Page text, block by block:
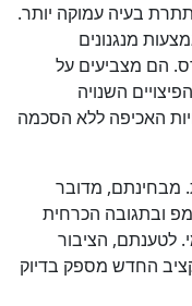
בעיה עמוקה יותר.
מנגנונים
הם מצביעים על
השנויה
האכיפה ללא הסכמה
מבחינתם, מדובר
ובתגובה הכרחית
לטענתם, הציבור
החדש מספק בדיוק